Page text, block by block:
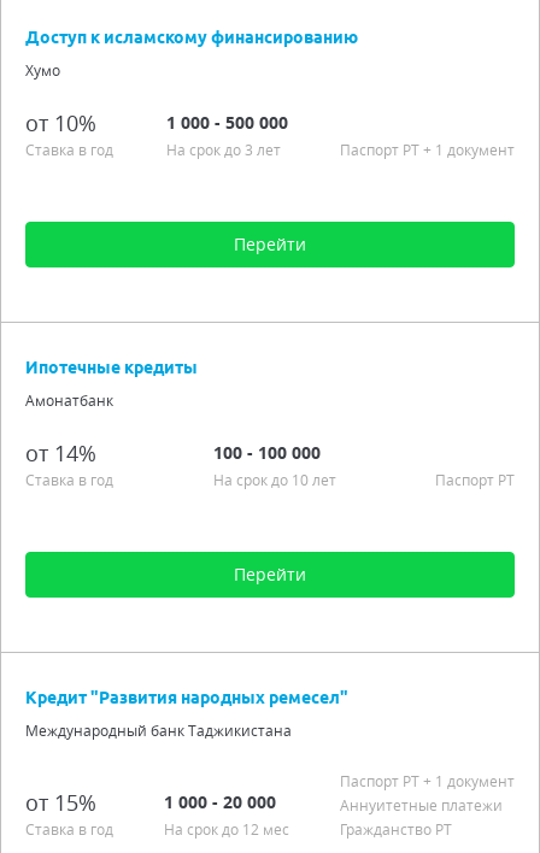
Процентная ставка от 10,00%
Гражданство РТ
Подробно
Доступ к исламскому финансированию
Хумо
от 10%
Ставка в год
1 000 - 500 000
На срок до 3 лет Паспорт РT + 1 документ
Перейти
Процентная ставка от 10,00%
Возраст от старше 20 лет
Подробно
Ипотечные кредиты
Амонатбанк
от 14%
Ставка в год
100 - 100 000
На срок до 10 лет Паспорт РT
Перейти
Процентная ставка от 14,00% до 18,00%
Подробно
Кредит "Развития народных ремесел"
Международный банк Таджикистана
от 15%
Ставка в год
1 000 - 20 000
На срок до 12 мес
Паспорт РT + 1 документ
Аннуитетные платежи
Гражданство РТ